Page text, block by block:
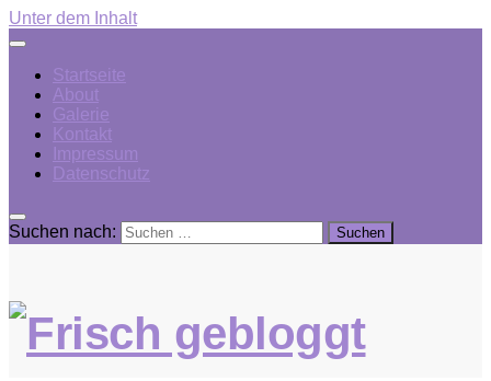
Unter dem Inhalt
Startseite
About
Galerie
Kontakt
Impressum
Datenschutz
Suchen nach: